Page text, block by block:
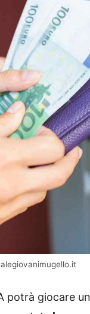
potrà giocare